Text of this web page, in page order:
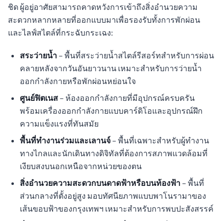
ชิด ผู้อยู่อาศัยสามารถคาดหวังการเข้าถึงสิ่งอำนวยความ
สะดวกหลากหลายที่ออกแบบมาเพื่อรองรับทั้งการพักผ่อน
และไลฟ์สไตล์ที่กระฉับกระเฉง:
สระว่ายน้ำ – พื้นที่สระว่ายน้ำสไตล์รีสอร์ทสำหรับการผ่อน
คลายหลังจากวันอันยาวนาน เหมาะสำหรับการว่ายน้ำ
ออกกำลังกายหรือพักผ่อนหย่อนใจ
ศูนย์ฟิตเนส – ห้องออกกำลังกายที่มีอุปกรณ์ครบครัน
พร้อมเครื่องออกกำลังกายแบบคาร์ดิโอและอุปกรณ์ฝึก
ความแข็งแรงที่ทันสมัย
พื้นที่ทำงานร่วมและเลานจ์ – พื้นที่เฉพาะสำหรับผู้ทำงาน
ทางไกลและนักเดินทางดิจิทัลที่ต้องการสภาพแวดล้อมที่
เงียบสงบนอกเหนือจากหน่วยของตน
สิ่งอำนวยความสะดวกบนดาดฟ้าหรือบนท้องฟ้า – พื้นที่
ส่วนกลางที่ตั้งอยู่สูง มอบทัศนียภาพแบบพาโนรามาของ
เส้นขอบฟ้าของกรุงเทพฯ เหมาะสำหรับการพบปะสังสรรค์